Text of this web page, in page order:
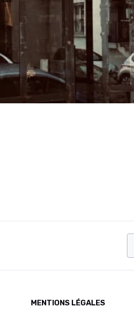
MENTIONS LÉGALES